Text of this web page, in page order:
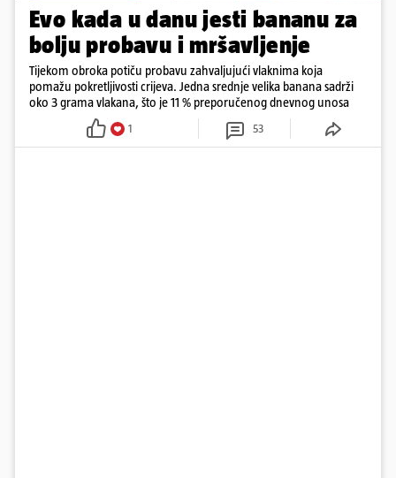
Evo kada u danu jesti bananu za
bolju probavu i mršavljenje
Tijekom obroka potiču probavu zahvaljujući vlaknima koja
pomažu pokretljivosti crijeva. Jedna srednje velika banana sadrži
oko 3 grama vlakana, što je 11 % preporučenog dnevnog unosa
1 53